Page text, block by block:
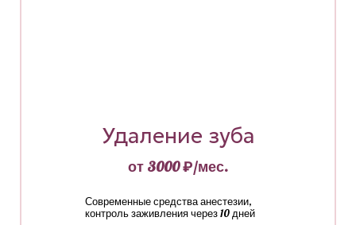
Удаление зуба
от 3000 ₽/мес.
Современные средства анестезии,
контроль заживления через 10 дней